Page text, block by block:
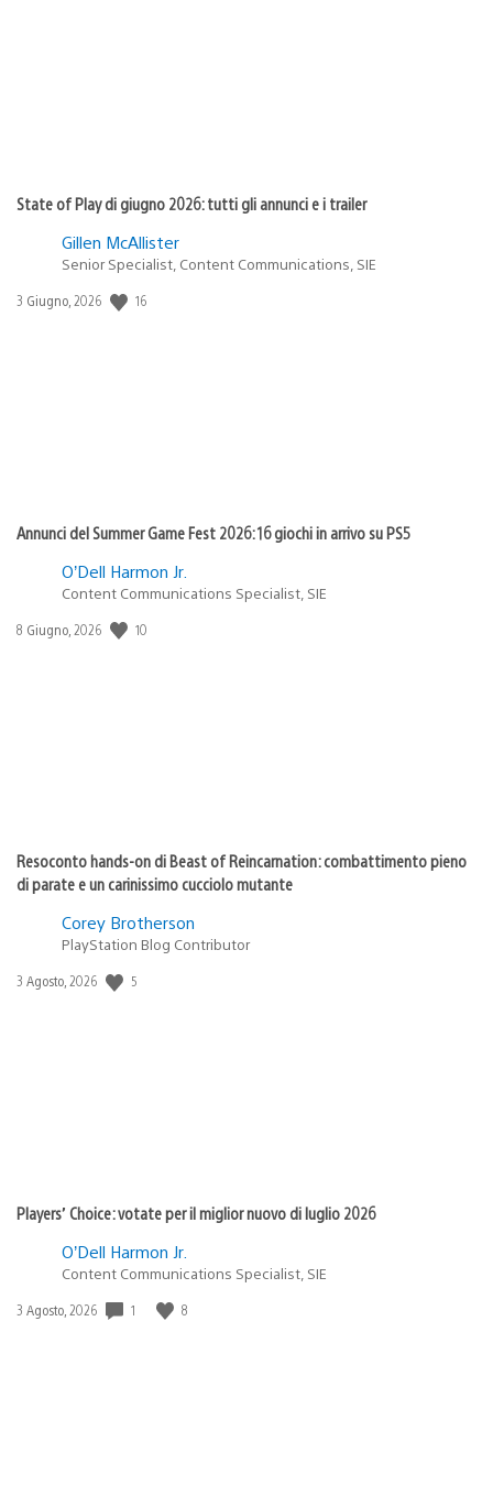
State of Play di giugno 2026: tutti gli annunci e i trailer
Gillen McAllister
Senior Specialist, Content Communications, SIE
Data
3 Giugno, 2026 16
Annunci del Summer Game Fest 2026: 16 giochi in arrivo su PS5
O’Dell Harmon Jr.
Content Communications Specialist, SIE
Data
8 Giugno, 2026 10
Resoconto hands-on di Beast of Reincarnation: combattimento pieno
di parate e un carinissimo cucciolo mutante
Corey Brotherson
PlayStation Blog Contributor
Data
3 Agosto, 2026 5
Players’ Choice: votate per il miglior nuovo di luglio 2026
O’Dell Harmon Jr.
Content Communications Specialist, SIE
Data
3 Agosto, 2026 1 8